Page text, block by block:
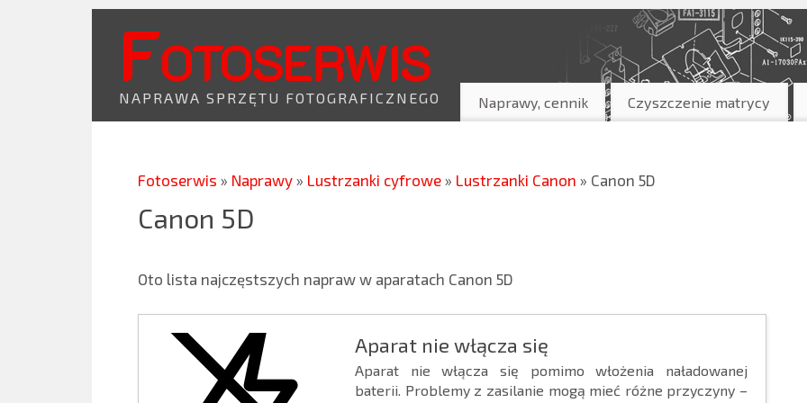
Fotoserwis
NAPRAWA SPRZĘTU FOTOGRAFICZNEGO Naprawy, cennik Czyszczenie matrycy
Fotoserwis » Naprawy » Lustrzanki cyfrowe » Lustrzanki Canon » Canon 5D
Canon 5D
Oto lista najczęstszych napraw w aparatach Canon 5D
Aparat nie włącza się
Aparat nie włącza się pomimo włożenia naładowanej
baterii. Problemy z zasilanie mogą mieć różne przyczyny –